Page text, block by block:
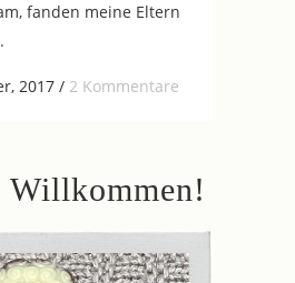
fanden meine Eltern
2017 / 2 Kommentare
Willkommen!